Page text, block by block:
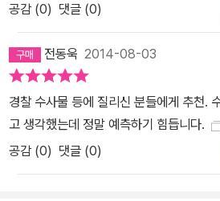
공감 (0) 댓글 (0)
전동욱 2014-08-03
경찰 수사물 등에 질리신 분들에게 추천.
고 생각했는데 정말 예측하기 힘듭니다.
공감 (0) 댓글 (0)